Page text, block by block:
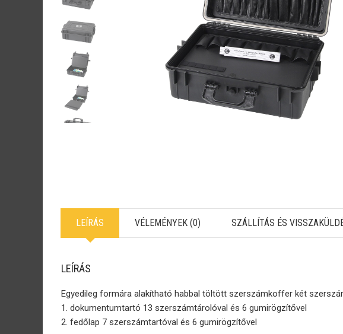
LEÍRÁS VÉLEMÉNYEK (0) SZÁLLÍTÁS ÉS
LEÍRÁS
Egyedileg formára alakítható habbal töltött szerszámkoffer két
1. dokumentumtartó 13 szerszámtárolóval és 6 gumirögzítővel
2. fedőlap 7 szerszámtartóval és 6 gumirögzítővel